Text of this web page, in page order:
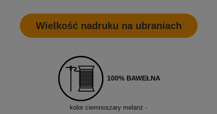
Wielkość nadruku na ubraniach
100% BAWEŁNA
kolor ciemnoszary melanż -